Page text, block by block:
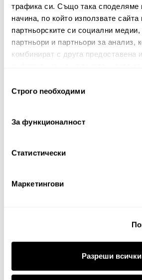
трафика си. Също така споделяме
начина, по който използвате сайта
партньорските си социални
партньори и партньори за анализ,
комбинират с друга предоставена
наСтрого nеобходими
За функционалност
Статистически
Маркетингови
Разреши всички
Забележка: HTML не се поддържа!